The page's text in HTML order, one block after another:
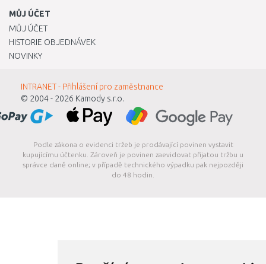
MŮJ ÚČET
MŮJ ÚČET
HISTORIE OBJEDNÁVEK
NOVINKY
INTRANET - Přihlášení pro zaměstnance
© 2004 - 2026 Kamody s.r.o.
Podle zákona o evidenci tržeb je prodávající povinen vystavit
kupujícímu účtenku. Zároveň je povinen zaevidovat přijatou tržbu u
správce daně online; v případě technického výpadku pak nejpozději
do 48 hodin.